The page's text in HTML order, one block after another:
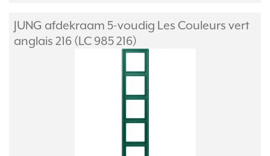
JUNG afdekraam 5-voudig Les Couleurs vert
anglais 216 (LC 985 216)